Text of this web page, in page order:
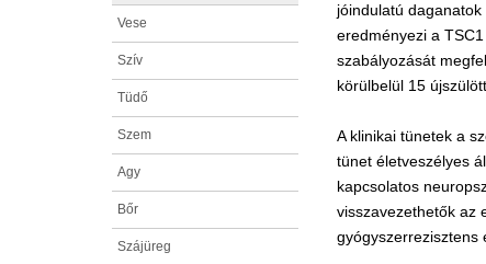
Vese
Szív
Tüdő
Szem
Agy
Bőr
Szájüreg
jóindulatú
eredményezi a
szabályozását
körülbelül 15
A klinikai tünetek a
tünet életveszélyes
kapcsolatos
visszavezethetők az
gyógyszerrezisztens